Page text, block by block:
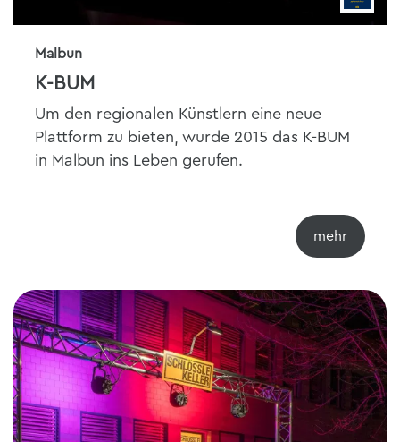
Malbun
K-BUM
Um den regionalen Künstlern eine neue
Plattform zu bieten, wurde 2015 das K-BUM
in Malbun ins Leben gerufen.